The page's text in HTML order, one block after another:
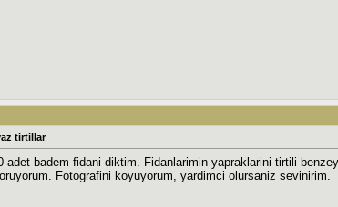
tirtillar
badem fidani diktim. Fidanlarimin yapraklarini tirtili
Fotografini koyuyorum, yardimci olursaniz sevinirim.